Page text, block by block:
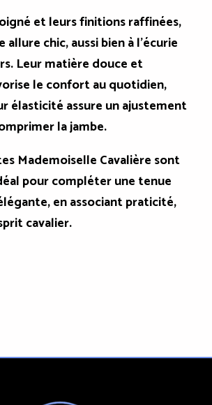
et leurs finitions raffinées,
chic, aussi bien à l'écurie
Leur matière douce et
le confort au quotidien,
élasticité assure un ajustement
la jambe.
Mademoiselle Cavalière sont
pour compléter une tenue
en associant praticité,
cavalier.